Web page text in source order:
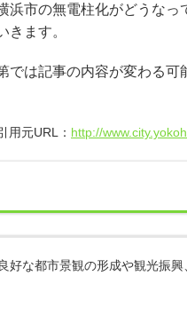
浜市の無電柱化がどうなっ
きます。
では記事の内容が変わる可
用元URL： http://
好な都市景観の形成や観光振